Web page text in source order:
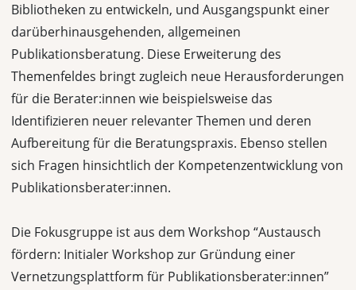
Bibliotheken zu entwickeln, und Ausgangspunkt einer
darüberhinausgehenden, allgemeinen
Publikationsberatung. Diese Erweiterung des
Themenfeldes bringt zugleich neue Herausforderungen
für die Berater:innen wie beispielsweise das
Identifizieren neuer relevanter Themen und deren
Aufbereitung für die Beratungspraxis. Ebenso stellen
sich Fragen hinsichtlich der Kompetenzentwicklung von
Publikationsberater:innen.
Die Fokusgruppe ist aus dem Workshop “Austausch
fördern: Initialer Workshop zur Gründung einer
Vernetzungsplattform für Publikationsberater:innen”